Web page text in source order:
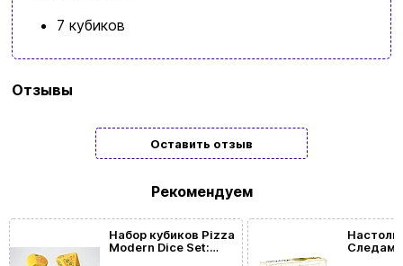
7 кубиков
Подарочные
Отзывы
Оставить отзыв
Рекомендуем
Набор кубиков Pizza
Modern Dice Set: